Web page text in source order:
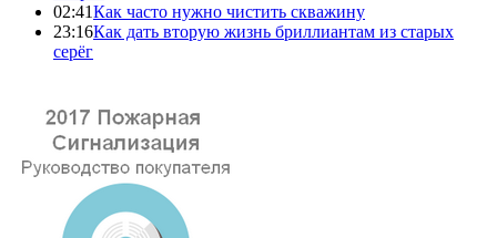
02:41Как часто нужно чистить скважину
23:16Как дать вторую жизнь бриллиантам из старых
серёг